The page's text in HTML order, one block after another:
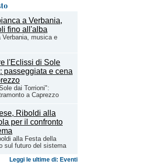
musica e
dai Torrioni":
a Caprezzo
alla Festa della
sul futuro del sistema
Leggi le ultime di: Eventi